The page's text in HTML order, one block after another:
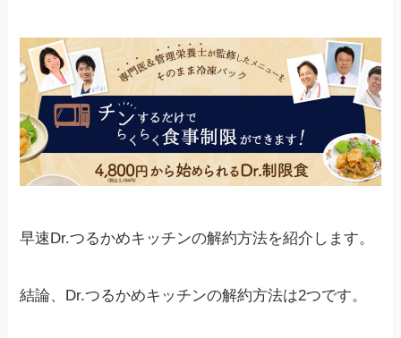
早速Dr.つるかめキッチンの解約方法を紹介します。
結論、Dr.つるかめキッチンの解約方法は2つです。